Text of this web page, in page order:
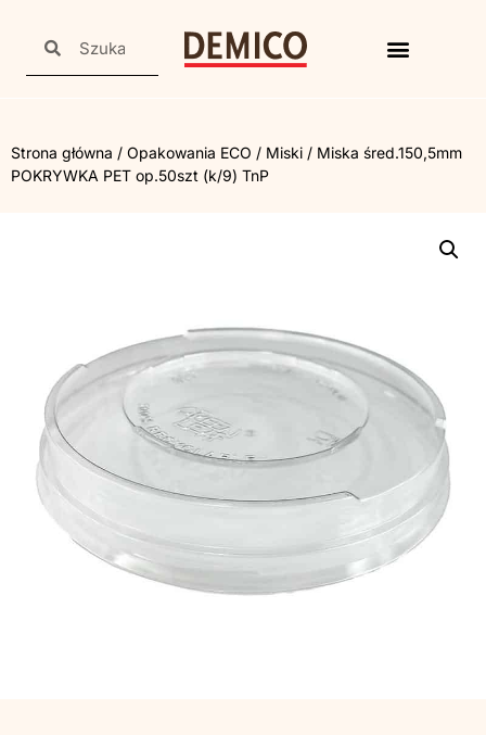
Strona główna / Opakowania ECO / Miski / Miska śred.150,5mm
POKRYWKA PET op.50szt (k/9) TnP